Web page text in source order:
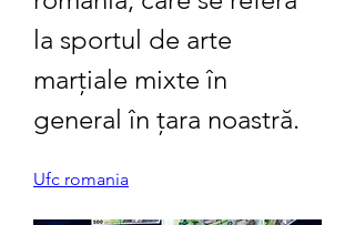
la sportul de arte
marțiale mixte în
general în țara noastră.
Ufc romania